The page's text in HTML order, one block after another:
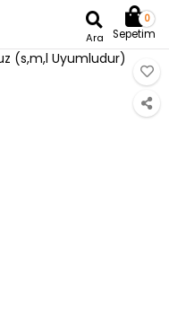
Ara
0
Sepetim